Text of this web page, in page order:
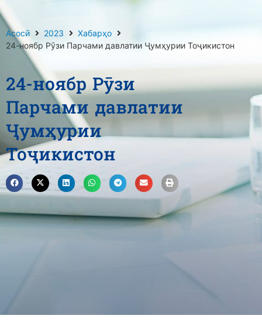
Асосӣ 2023
Хабарҳо
24-ноябр Рӯзи Парчами давлатии Ҷумҳурии Тоҷикистон
24-ноябр Рӯзи
Парчами давлатии
Ҷумҳурии
Тоҷикистон